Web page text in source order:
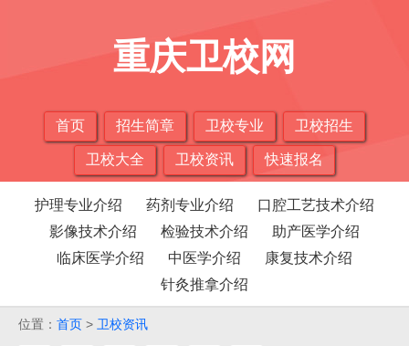
重庆卫校网
首页 招生简章 卫校专业 卫校招生
卫校大全 卫校资讯 快速报名
护理专业介绍 药剂专业介绍
口腔工艺技术介绍
影像技术介绍
检验技术介绍
助产医学介绍
临床医学介绍
中医学介绍
康复技术介绍
针灸推拿介绍
位置： 首页 > 卫校资讯